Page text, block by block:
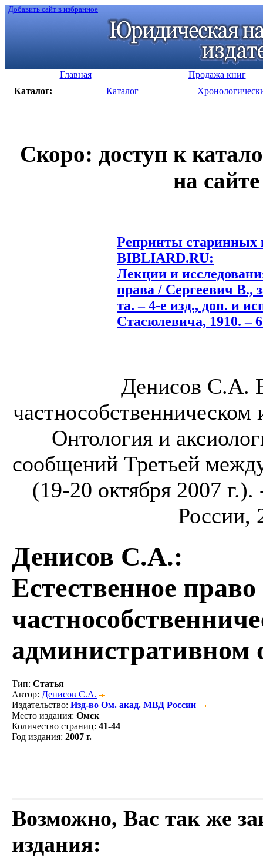
Добавить сайт в избранное
Главная
Продажа книг
Каталог:
Каталог
Скоро: доступ к
на
Репринты старинных
BIBLIARD.RU:
Лекции и
права / Сергеевич В.,
та. – 4-е изд., доп. и
Стасюлевича, 1910. –
Денисов С.А.
Онтология и
сообщений Третьей
(19-20 октября 2007
России,
Денисов С.А.:
Естественное право
административном
Тип: Статья
Автор: Денисов С.А.
Издательство: Изд-во Ом. акад. МВД России
Место издания: Омск
Количество страниц: 41-44
Год издания: 2007 г.
Возможно, Вас так же
издания: